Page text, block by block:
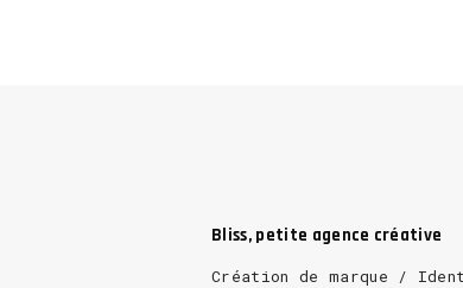
Bliss, petite agence créative
Création de marque /